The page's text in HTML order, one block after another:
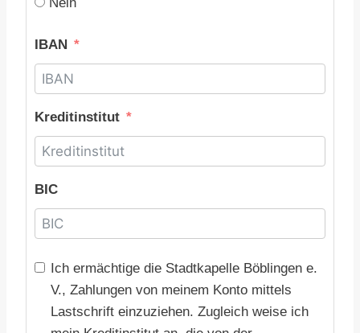
IBAN
Kreditinstitut
BIC
Ich ermächtige die Stadtkapelle Böblingen e.
V., Zahlungen von meinem Konto mittels
Lastschrift einzuziehen. Zugleich weise ich